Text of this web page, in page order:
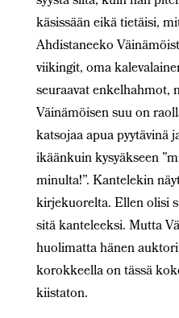
käsissään eikä tietäisi,
Ahdistaneeko
viikingit, oma
seuraavat enkelhahmot,
Väinämöisen suu on
katsojaa apua pyytävinä
ikäänkuin kysyäkseen
minulta!”. Kantelekin
kirjekuorelta. Ellen olisi
sitä kanteleeksi. Mutta
huolimatta hänen
korokkeella on tässä
kiistaton.